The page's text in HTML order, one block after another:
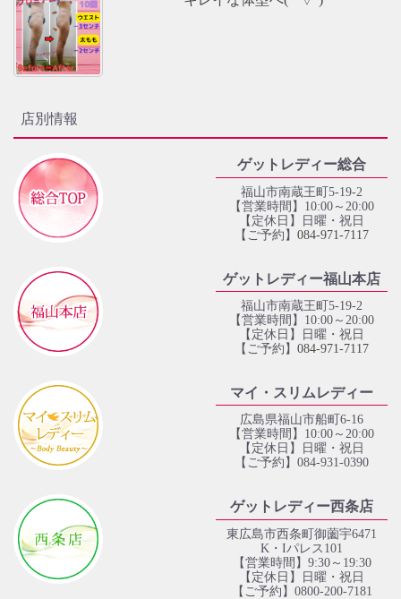
店別情報
ゲットレディー総合
福山市南蔵王町5-19-2
【営業時間】10:00～20:00
【定休日】日曜・祝日
【ご予約】 084‐971‐7117
ゲットレディー福山本店
福山市南蔵王町5-19-2
【営業時間】10:00～20:00
【定休日】日曜・祝日
【ご予約】 084‐971‐7117
マイ・スリムレディー
広島県福山市船町6-16
【営業時間】10:00～20:00
【定休日】日曜・祝日
【ご予約】084-931-0390
ゲットレディー西条店
東広島市西条町御薗宇6471
K・Iパレス101
【営業時間】9:30～19:30
【定休日】日曜・祝日
【ご予約】0800-200-7181